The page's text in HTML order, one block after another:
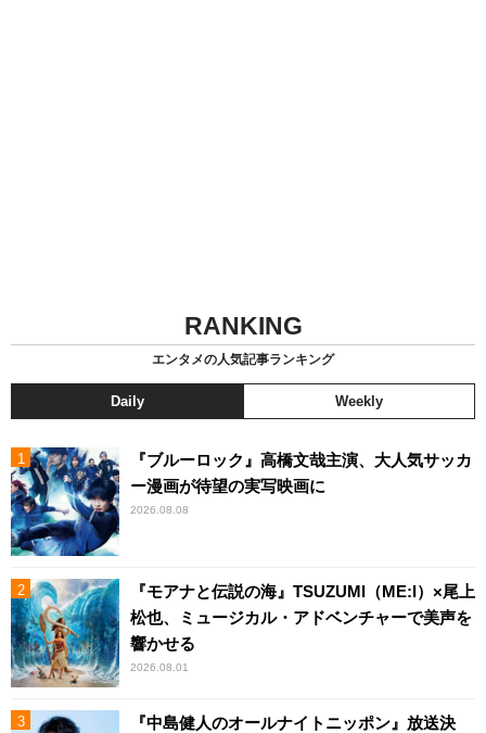
RANKING
エンタメの人気記事ランキング
Daily Weekly
『ブルーロック』高橋文哉主演、大人気サッカ
ー漫画が待望の実写映画に
2026.08.08
『モアナと伝説の海』TSUZUMI（ME:I）×尾上
松也、ミュージカル・アドベンチャーで美声を
響かせる
2026.08.01
『中島健人のオールナイトニッポン』放送決